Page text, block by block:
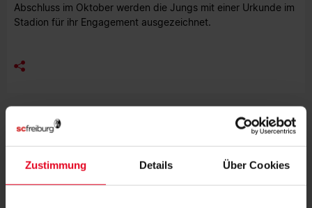
Zustimmung Details Über Cookies
Abschluss im Oktober werden die Jungs mit einer Urkunde im
Stadion für ihr Engagement ausgezeichnet.
MEHR NEWS
NACHHALTIGKEITSBERICHT